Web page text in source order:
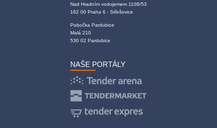
Nad Hradním vodojemem 1108/53
162 00 Praha 6 - Střešovice
Pobočka Pardubice
Malá 210
530 02 Pardubice
NAŠE PORTÁLY